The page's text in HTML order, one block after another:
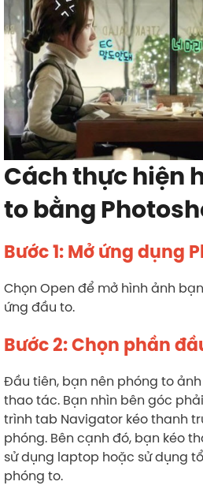
Cách thực hiện
to bằng
Bước 1: Mở ứng dụng
Chọn Open để mở hình ảnh
ứng đầu to.
Bước 2: Chọn phần
Đầu tiên, bạn nên phóng to
thao tác. Bạn nhìn bên góc
trình tab Navigator kéo thanh
phóng. Bên cạnh đó, bạn kéo
sử dụng laptop hoặc sử dụng
phóng to.